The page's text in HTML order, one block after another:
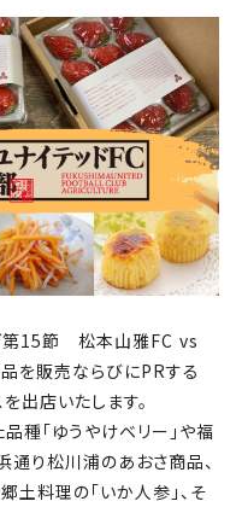
クール
第15節 松本山雅FC vs
を販売ならびにPRする
出店いたします。
種「ゆうやけベリー」や福
通り松川浦のあおさ商品、
土料理の「いか人参」、そ